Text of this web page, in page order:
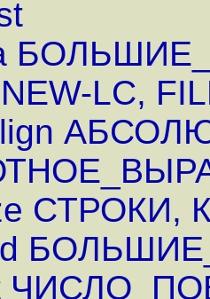
LC,
СТРОКИ,